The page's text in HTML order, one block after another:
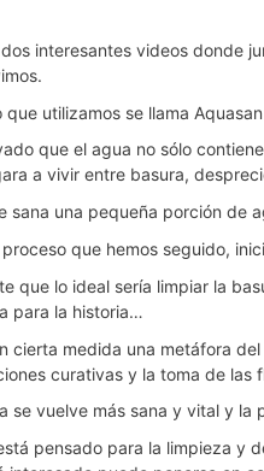
interesantes videos donde
que utilizamos se llama
que el agua no sólo
a vivir entre basura,
sana una pequeña porción de
proceso que hemos seguido,
que lo ideal sería limpiar la
para la historia…
cierta medida una metáfora
curativas y la toma de las
se vuelve más sana y vital y la
pensado para la limpieza y